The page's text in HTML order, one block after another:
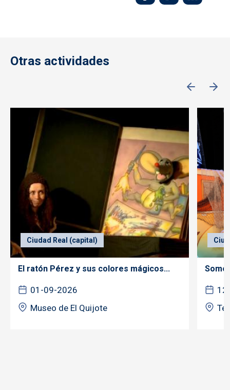
Otras actividades
Ciudad Real (capital)
El ratón Pérez y sus colores mágicos...
01-09-2026
Museo de El Quijote